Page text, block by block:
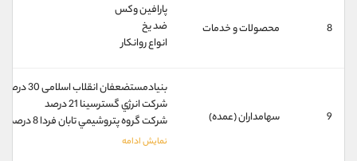
8 محصولات و خدمات
پارافین وکس
ضد یخ
انواع روانکار
9 سهامداران (عمده)
بنيادمستضعفان انقلاب اسلامی 30 درصد
شركت انرژي گسترسينا 21 درصد
شركت گروه پتروشيمي تابان فردا 8 درصد